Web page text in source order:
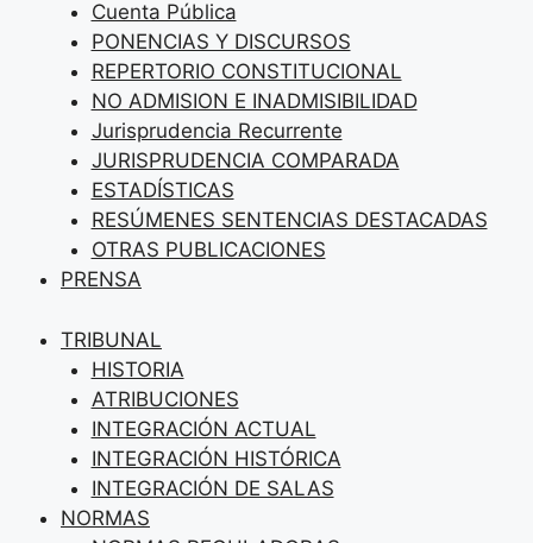
Cuenta Pública
PONENCIAS Y DISCURSOS
REPERTORIO CONSTITUCIONAL
NO ADMISION E INADMISIBILIDAD
Jurisprudencia Recurrente
JURISPRUDENCIA COMPARADA
ESTADÍSTICAS
RESÚMENES SENTENCIAS DESTACADAS
OTRAS PUBLICACIONES
PRENSA
TRIBUNAL
HISTORIA
ATRIBUCIONES
INTEGRACIÓN ACTUAL
INTEGRACIÓN HISTÓRICA
INTEGRACIÓN DE SALAS
NORMAS